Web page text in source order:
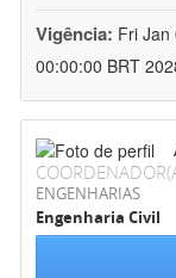
Vigência: Fri Jan
00:00:00 BRT
ENGENHARIAS
Engenharia Civil